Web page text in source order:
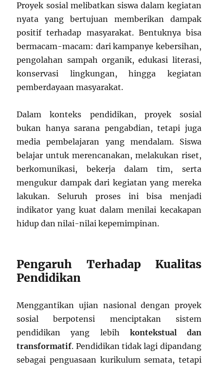
Proyek sosial melibatkan siswa dalam kegiatan
nyata yang bertujuan memberikan dampak
positif terhadap masyarakat. Bentuknya bisa
bermacam-macam: dari kampanye kebersihan,
pengolahan sampah organik, edukasi literasi,
konservasi lingkungan, hingga kegiatan
pemberdayaan masyarakat.
Dalam konteks pendidikan, proyek sosial
bukan hanya sarana pengabdian, tetapi juga
media pembelajaran yang mendalam. Siswa
belajar untuk merencanakan, melakukan riset,
berkomunikasi, bekerja dalam tim, serta
mengukur dampak dari kegiatan yang mereka
lakukan. Seluruh proses ini bisa menjadi
indikator yang kuat dalam menilai kecakapan
hidup dan nilai-nilai kepemimpinan.
Pengaruh Terhadap Kualitas
Pendidikan
Menggantikan ujian nasional dengan proyek
sosial berpotensi menciptakan sistem
pendidikan yang lebih kontekstual dan
transformatif. Pendidikan tidak lagi dipandang
sebagai penguasaan kurikulum semata, tetapi